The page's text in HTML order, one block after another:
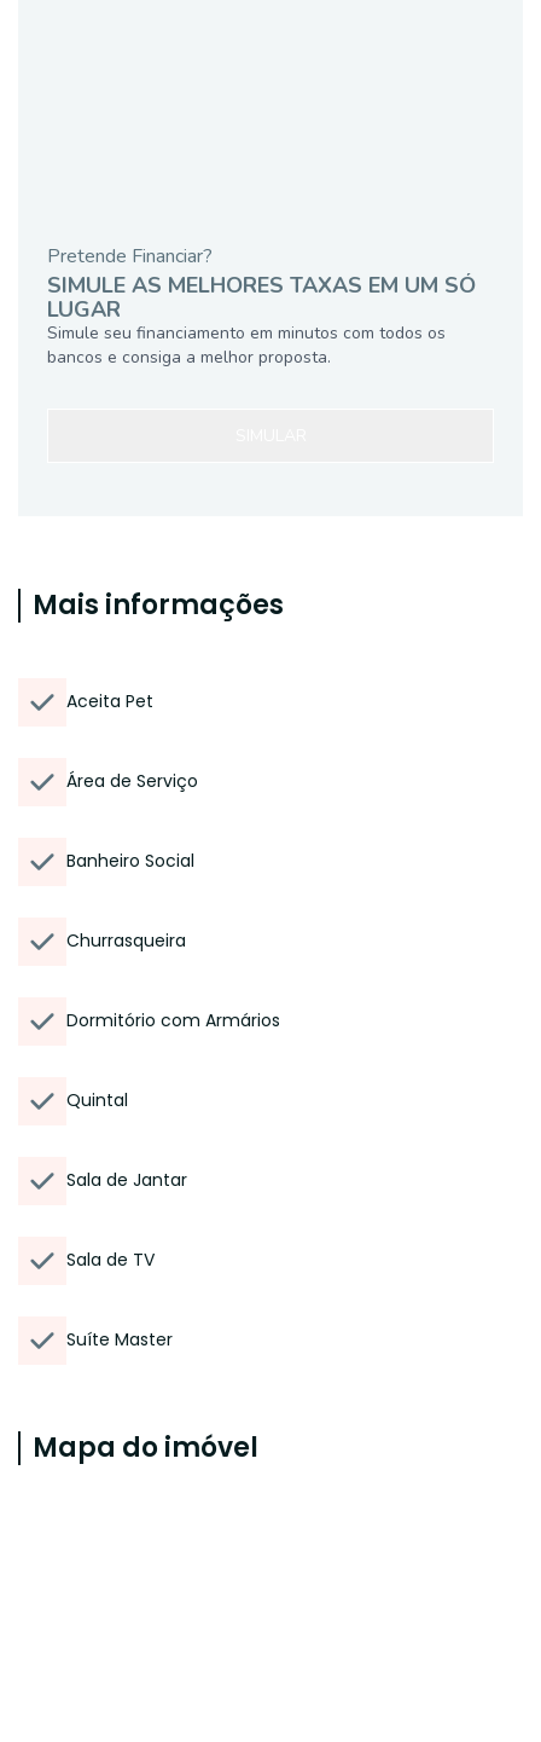
Pretende Financiar?
SIMULE AS MELHORES TAXAS EM UM SÓ
LUGAR
Simule seu financiamento em minutos com todos os
bancos e consiga a melhor proposta.
Mais informações
Aceita Pet
Área de Serviço
Banheiro Social
Churrasqueira
Dormitório com Armários
Quintal
Sala de Jantar
Sala de TV
Suíte Master
Mapa do imóvel